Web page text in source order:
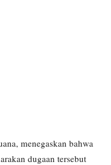
menegaskan bahwa
dugaan tersebut